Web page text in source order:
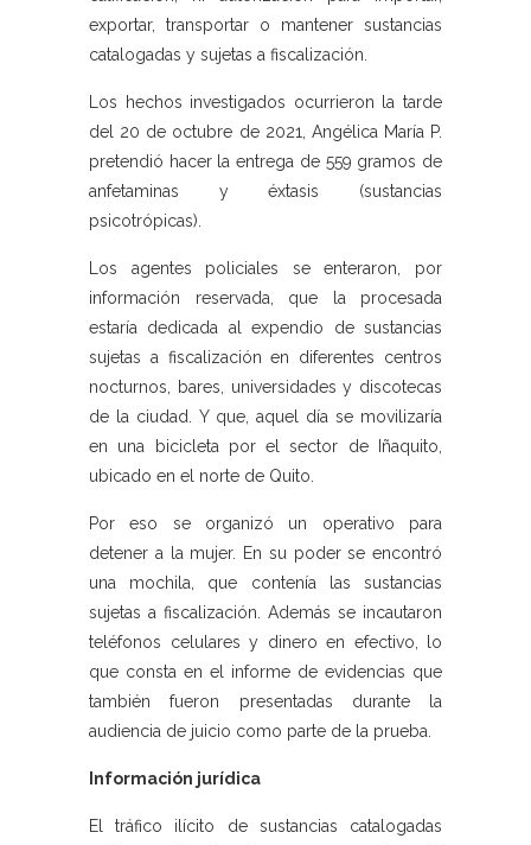
exportar, transportar o mantener sustancias
catalogadas y sujetas a fiscalización.
Los hechos investigados ocurrieron la tarde
del 20 de octubre de 2021, Angélica María P.
pretendió hacer la entrega de 559 gramos de
anfetaminas y éxtasis (sustancias
psicotrópicas).
Los agentes policiales se enteraron, por
información reservada, que la procesada
estaría dedicada al expendio de sustancias
sujetas a fiscalización en diferentes centros
nocturnos, bares, universidades y discotecas
de la ciudad. Y que, aquel día se movilizaría
en una bicicleta por el sector de Iñaquito,
ubicado en el norte de Quito.
Por eso se organizó un operativo para
detener a la mujer. En su poder se encontró
una mochila, que contenía las sustancias
sujetas a fiscalización. Además se incautaron
teléfonos celulares y dinero en efectivo, lo
que consta en el informe de evidencias que
también fueron presentadas durante la
audiencia de juicio como parte de la prueba.
Información jurídica
El tráfico ilícito de sustancias catalogadas